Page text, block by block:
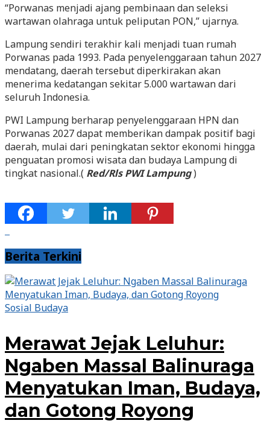
“Porwanas menjadi ajang pembinaan dan seleksi
wartawan olahraga untuk peliputan PON,” ujarnya.
Lampung sendiri terakhir kali menjadi tuan rumah
Porwanas pada 1993. Pada penyelenggaraan tahun 2027
mendatang, daerah tersebut diperkirakan akan
menerima kedatangan sekitar 5.000 wartawan dari
seluruh Indonesia.
PWI Lampung berharap penyelenggaraan HPN dan
Porwanas 2027 dapat memberikan dampak positif bagi
daerah, mulai dari peningkatan sektor ekonomi hingga
penguatan promosi wisata dan budaya Lampung di
tingkat nasional.( Red/Rls PWI Lampung)
Berita Terkini
Sosial Budaya
Merawat Jejak Leluhur:
Ngaben Massal Balinuraga
Menyatukan Iman, Budaya,
dan Gotong Royong